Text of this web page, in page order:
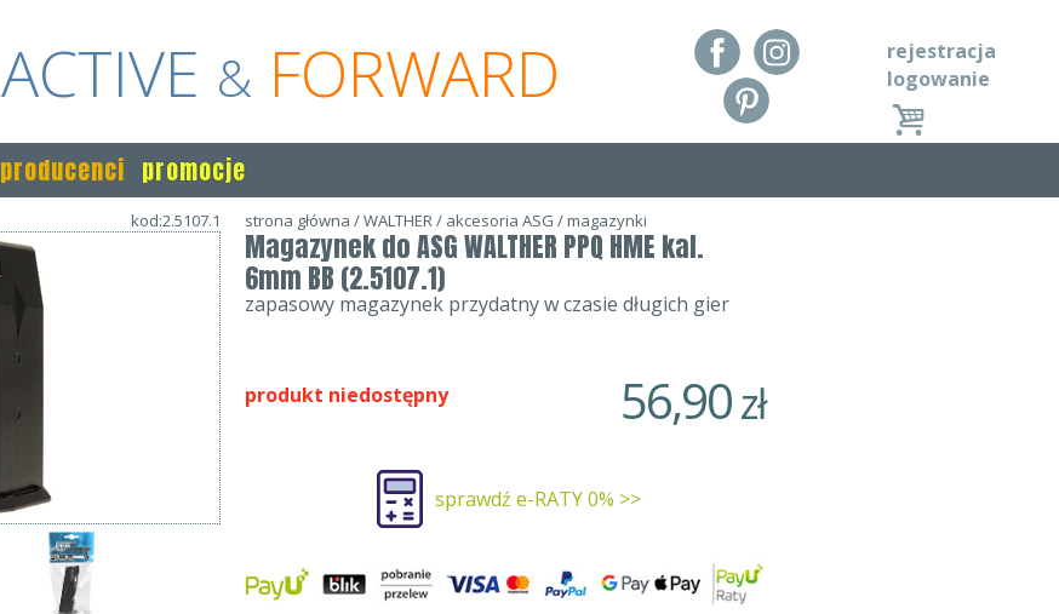
ACTIVE & FORWARD
rejestracja
logowanie
producenci promocje
kod:2.5107.1 strona główna /WALTHER/ akcesoria ASG /magazynki
Magazynek do ASG WALTHER PPQ HME kal.
6mm BB (2.5107.1)
zapasowy magazynek przydatny w czasie długich gier
56,90zł
produkt niedostępny
sprawdź e-RATY 0% >>